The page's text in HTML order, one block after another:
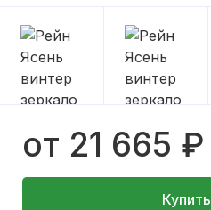
от 21 665 ₽
Купить